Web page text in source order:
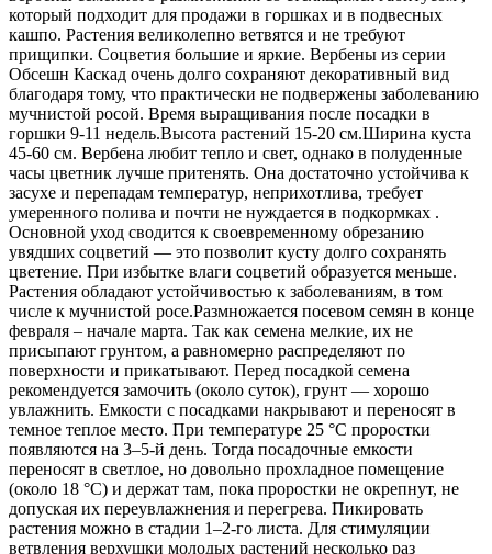
который подходит для продажи в горшках и в подвесных
кашпо. Растения великолепно ветвятся и не требуют
прищипки. Соцветия большие и яркие. Вербены из серии
Обсешн Каскад очень долго сохраняют декоративный вид
благодаря тому, что практически не подвержены заболеванию
мучнистой росой. Время выращивания после посадки в
горшки 9-11 недель.Высота растений 15-20 см.Ширина куста
45-60 см. Вербена любит тепло и свет, однако в полуденные
часы цветник лучше притенять. Она достаточно устойчива к
засухе и перепадам температур, неприхотлива, требует
умеренного полива и почти не нуждается в подкормках .
Основной уход сводится к своевременному обрезанию
увядших соцветий — это позволит кусту долго сохранять
цветение. При избытке влаги соцветий образуется меньше.
Растения обладают устойчивостью к заболеваниям, в том
числе к мучнистой росе.Размножается посевом семян в конце
февраля – начале марта. Так как семена мелкие, их не
присыпают грунтом, а равномерно распределяют по
поверхности и прикатывают. Перед посадкой семена
рекомендуется замочить (около суток), грунт — хорошо
увлажнить. Емкости с посадками накрывают и переносят в
темное теплое место. При температуре 25 °C проростки
появляются на 3–5-й день. Тогда посадочные емкости
переносят в светлое, но довольно прохладное помещение
(около 18 °С) и держат там, пока проростки не окрепнут, не
допуская их переувлажнения и перегрева. Пикировать
растения можно в стадии 1–2-го листа. Для стимуляции
ветвления верхушки молодых растений несколько раз